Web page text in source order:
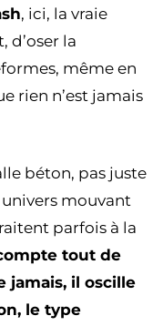
, ici, la vraie
d’oser la
même en
rien n’est jamais
béton, pas juste
mouvant
parfois à la
tout de
jamais, il oscille
le type